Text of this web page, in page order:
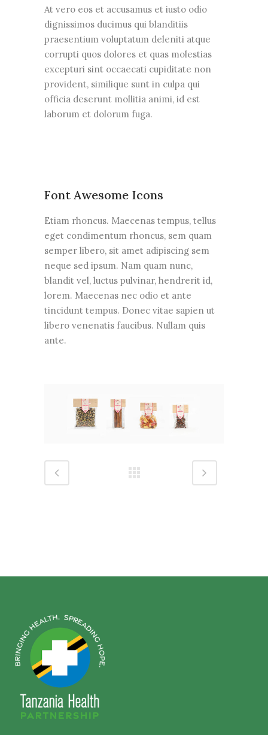
At vero eos et accusamus et iusto odio
dignissimos ducimus qui blanditiis
praesentium voluptatum deleniti atque
corrupti quos dolores et quas molestias
excepturi sint occaecati cupiditate non
provident, similique sunt in culpa qui
officia deserunt mollitia animi, id est
laborum et dolorum fuga.
Font Awesome Icons
Etiam rhoncus. Maecenas tempus, tellus
eget condimentum rhoncus, sem quam
semper libero, sit amet adipiscing sem
neque sed ipsum. Nam quam nunc,
blandit vel, luctus pulvinar, hendrerit id,
lorem. Maecenas nec odio et ante
tincidunt tempus. Donec vitae sapien ut
libero venenatis faucibus. Nullam quis
ante.